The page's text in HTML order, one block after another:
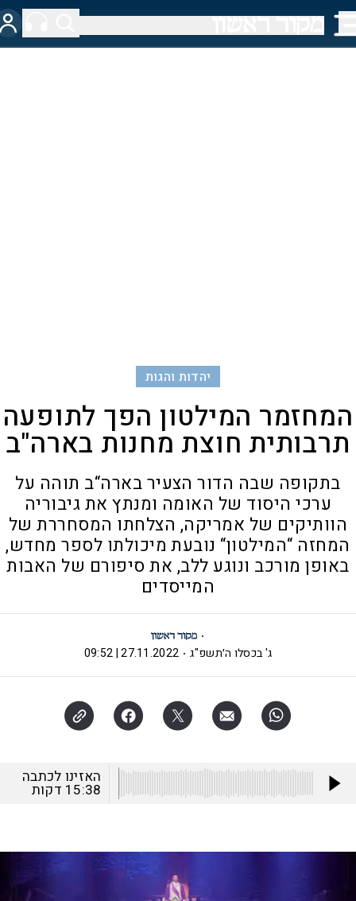
יהדות והגות
המחזמר המילטון הפך לתופעה
תרבותית חוצת מחנות בארה"ב
בתקופה שבה הדור הצעיר בארה“ב תוהה על
ערכי היסוד של האומה ומנתץ את גיבוריה
הוותיקים של אמריקה, הצלחתו המסחררת של
המחזה “המילטון“ נובעת מיכולתו לספר מחדש,
באופן מורכב ונוגע ללב, את סיפורם של האבות
המייסדים
ג' בכסלו ה׳תשפ"ג 27.11.2022 | 09:52
האזינו לכתבה
15:38 דקות